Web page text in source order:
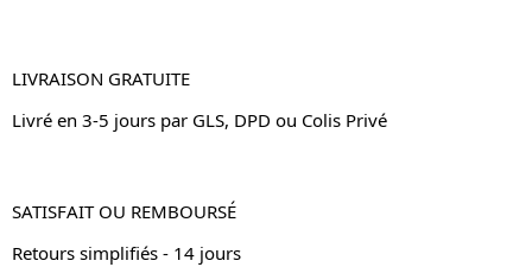
LIVRAISON GRATUITE
Livré en 3-5 jours par GLS, DPD ou Colis Privé
SATISFAIT OU REMBOURSÉ
Retours simplifiés - 14 jours